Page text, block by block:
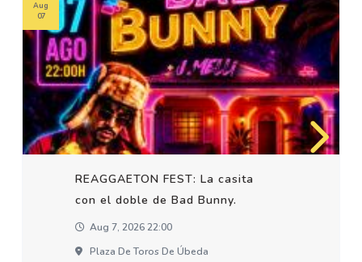
REAGGAETON FEST: La casita
con el doble de Bad Bunny.
Aug 7, 2026 22:00
Plaza De Toros De Úbeda
Aug
07